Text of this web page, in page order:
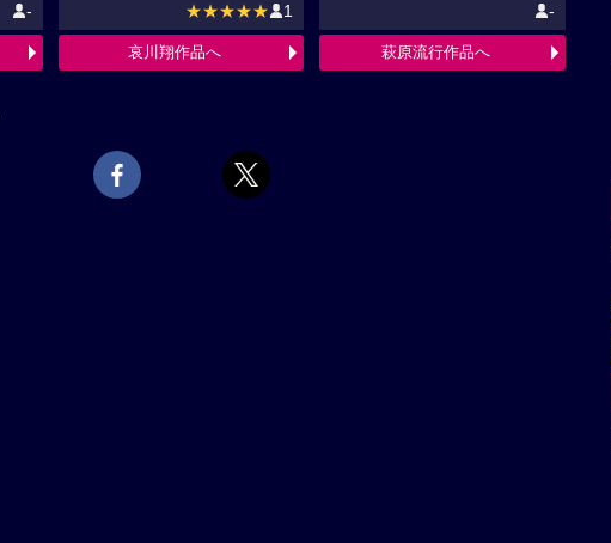
- ★★★★★ 1
哀川翔作品へ
-
萩原流行作品へ